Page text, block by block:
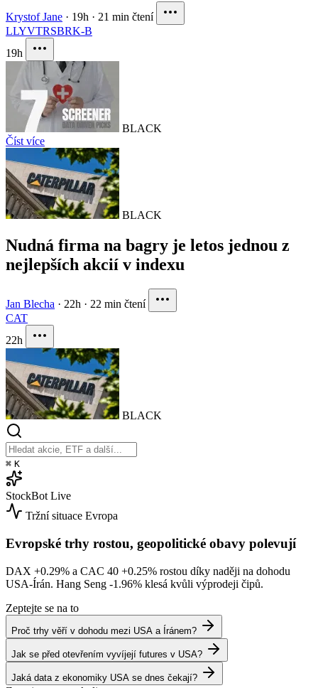
Krystof Jane · 19h · 21 min čtení
LLYVTRSBRK-B
19h
BLACK
Číst více
BLACK
Nudná firma na bagry je letos jednou z
nejlepších akcií v indexu
Jan Blecha · 22h · 22 min čtení
CAT
22h
BLACK
⌘ K
StockBot Live
Tržní situace Evropa
Evropské trhy rostou, geopolitické obavy polevují
DAX +0.29% a CAC 40 +0.25% rostou díky naději na dohodu
USA-Írán. Hang Seng -1.96% klesá kvůli výprodeji čipů.
Zeptejte se na to
Proč trhy věří v dohodu mezi USA a Íránem?
Jak se před otevřením vyvíjejí futures v USA?
Jaká data z ekonomiky USA se dnes čekají?